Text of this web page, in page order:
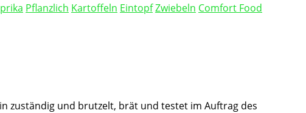
Pflanzlich Kartoffeln EintopfZwiebeln Comfort Food
zuständig und brutzelt, brät und testet im Auftrag des